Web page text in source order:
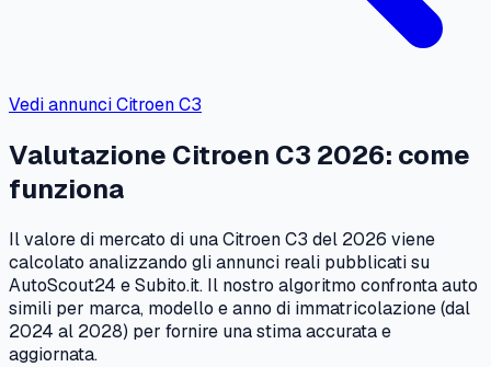
Vedi annunciCitroenC3
Valutazione Citroen C3 2026: come
funziona
Il valore di mercato di unaCitroenC3 del 2026 viene
calcolato analizzando gli annunci reali pubblicati su
AutoScout24 e Subito.it. Il nostro algoritmo confronta auto
simili per marca, modello e anno di immatricolazione (dal
2024 al 2028) per fornire una stima accurata e
aggiornata.